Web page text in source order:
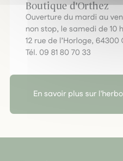
Boutique d'Orthez
Ouverture du mardi au
non stop, le samedi de 10
12 rue de l’Horloge, 64300
Tél. 09 81 80 70 33
En savoir plus sur